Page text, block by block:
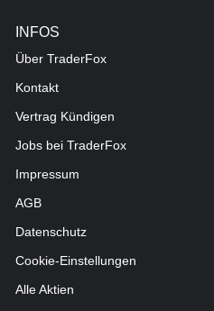
INFOS
Über TraderFox
Kontakt
Vertrag Kündigen
Jobs bei TraderFox
Impressum
AGB
Datenschutz
Cookie-Einstellungen
Alle Aktien